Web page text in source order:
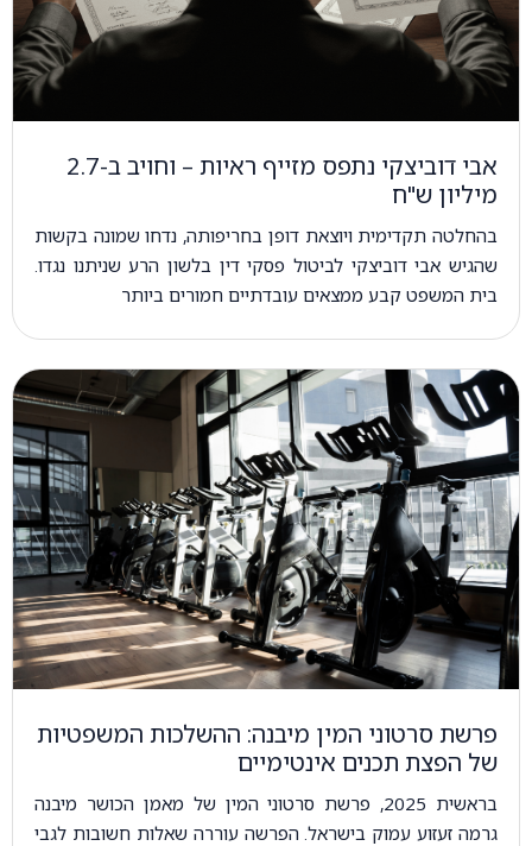
אבי דוביצקי נתפס מזייף ראיות – וחויב ב-2.7
מיליון ש"ח
בהחלטה תקדימית ויוצאת דופן בחריפותה, נדחו שמונה בקשות
שהגיש אבי דוביצקי לביטול פסקי דין בלשון הרע שניתנו נגדו.
בית המשפט קבע ממצאים עובדתיים חמורים ביותר
פרשת סרטוני המין מיבנה: ההשלכות המשפטיות
של הפצת תכנים אינטימיים
בראשית 2025, פרשת סרטוני המין של מאמן הכושר מיבנה
גרמה זעזוע עמוק בישראל. הפרשה עוררה שאלות חשובות לגבי